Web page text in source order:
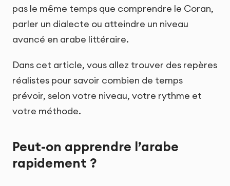
pas le même temps que comprendre le Coran,
parler un dialecte ou atteindre un niveau
avancé en arabe littéraire.
Dans cet article, vous allez trouver des repères
réalistes pour savoir combien de temps
prévoir, selon votre niveau, votre rythme et
votre méthode.
Peut-on apprendre l’arabe
rapidement ?